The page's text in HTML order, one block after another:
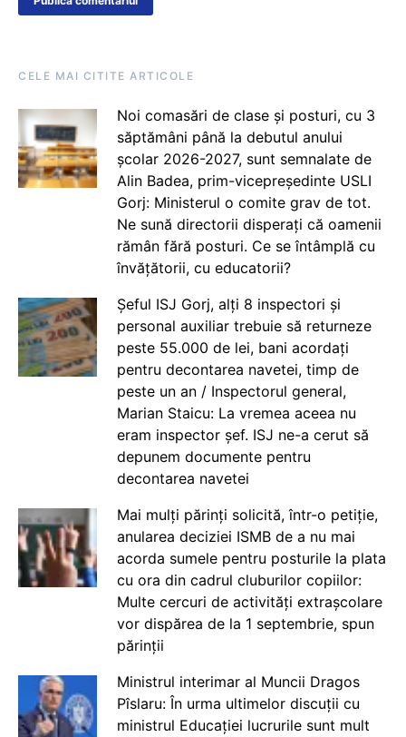
CELE MAI CITITE ARTICOLE
Noi comasări de clase și posturi, cu 3
săptămâni până la debutul anului
școlar 2026-2027, sunt semnalate de
Alin Badea, prim-vicepreședinte USLI
Gorj: Ministerul o comite grav de tot.
Ne sună directorii disperați că oamenii
rămân fără posturi. Ce se întâmplă cu
învățătorii, cu educatorii?
Șeful ISJ Gorj, alți 8 inspectori și
personal auxiliar trebuie să returneze
peste 55.000 de lei, bani acordați
pentru decontarea navetei, timp de
peste un an / Inspectorul general,
Marian Staicu: La vremea aceea nu
eram inspector șef. ISJ ne-a cerut să
depunem documente pentru
decontarea navetei
Mai mulți părinți solicită, într-o petiție,
anularea deciziei ISMB de a nu mai
acorda sumele pentru posturile la plata
cu ora din cadrul cluburilor copiilor:
Multe cercuri de activități extrașcolare
vor dispărea de la 1 septembrie, spun
părinții
Ministrul interimar al Muncii Dragos
Pîslaru: În urma ultimelor discuții cu
ministrul Educației lucrurile sunt mult